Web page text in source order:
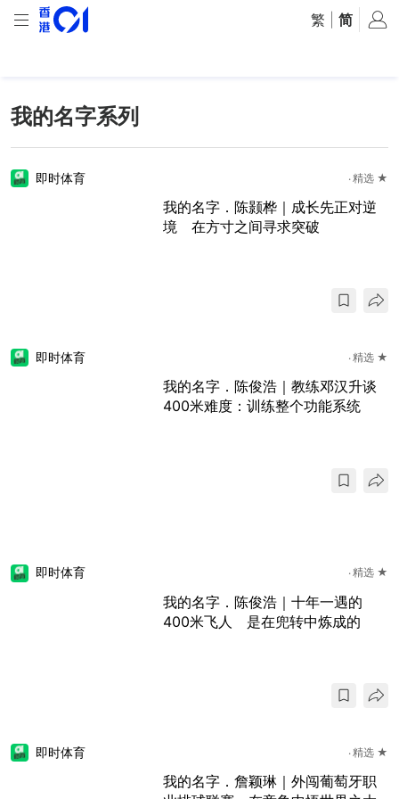
繁 简
我的名字系列
即时体育 精选 ★
我的名字．陈颢桦｜成长先正对逆
境 在方寸之间寻求突破
即时体育 精选 ★
我的名字．陈俊浩｜教练邓汉升谈
400米难度：训练整个功能系统
即时体育 精选 ★
我的名字．陈俊浩｜十年一遇的
400米飞人 是在兜转中炼成的
即时体育 精选 ★
我的名字．詹颖琳｜外闯葡萄牙职